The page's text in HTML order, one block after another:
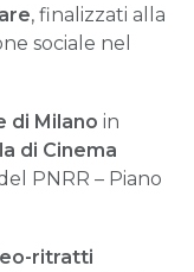
, finalizzati alla
sociale nel
di Milano in
di Cinema
PNRR – Piano
ritratti